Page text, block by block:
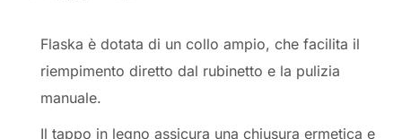
Flaska è dotata di un collo ampio, che facilita il
riempimento diretto dal rubinetto e la pulizia
manuale.
Il tappo in legno assicura una chiusura ermetica e